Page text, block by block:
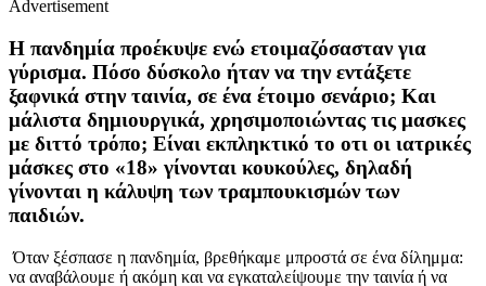
Advertisement
Η πανδημία προέκυψε ενώ ετοιμαζόσασταν για
γύρισμα. Πόσο δύσκολο ήταν να την εντάξετε
ξαφνικά στην ταινία, σε ένα έτοιμο σενάριο; Και
μάλιστα δημιουργικά, χρησιμοποιώντας τις μασκες
με διττό τρόπο; Είναι εκπληκτικό το οτι οι ιατρικές
μάσκες στο «18» γίνονται κουκούλες, δηλαδή
γίνονται η κάλυψη των τραμπουκισμών των
παιδιών.
Όταν ξέσπασε η πανδημία, βρεθήκαμε μπροστά σε ένα δίλημμα:
να αναβάλουμε ή ακόμη και να εγκαταλείψουμε την ταινία ή να